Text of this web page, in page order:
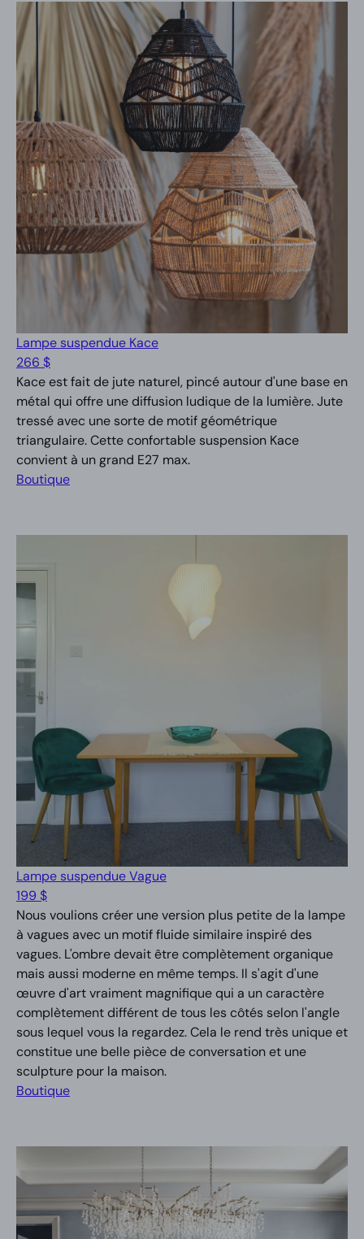
Lampe suspendue Kace
266 $
Kace est fait de jute naturel, pincé autour d'une base en
métal qui offre une diffusion ludique de la lumière. Jute
tressé avec une sorte de motif géométrique
triangulaire. Cette confortable suspension Kace
convient à un grand E27 max.
Boutique
Lampe suspendue Vague
199 $
Nous voulions créer une version plus petite de la lampe
à vagues avec un motif fluide similaire inspiré des
vagues. L'ombre devait être complètement organique
mais aussi moderne en même temps. Il s'agit d'une
œuvre d'art vraiment magnifique qui a un caractère
complètement différent de tous les côtés selon l'angle
sous lequel vous la regardez. Cela le rend très unique et
constitue une belle pièce de conversation et une
sculpture pour la maison.
Boutique